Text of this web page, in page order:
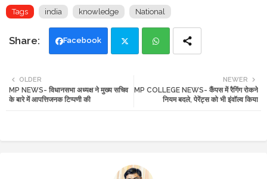
Tags india knowledge National
Facebook
tte ats
NEWER
MP COLLEGE NEWS- कैंपस में रैगिंग रोकने
नियम बदले, पेरेंट्स को भी इंवॉल्व किया
OLDER
MP NEWS- विधानसभा अध्यक्ष ने मुख्य सचिव
के बारे में आपत्तिजनक टिप्पणी की